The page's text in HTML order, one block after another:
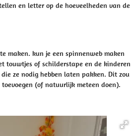
en letter op de hoeveelheden van de
maken. kun je een spinnenweb maken
touwtjes of schilderstape en de kinderen
ze nodig hebben laten pakken. Dit zou
(of natuurlijk meteen doen).